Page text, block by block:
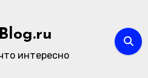
интересно